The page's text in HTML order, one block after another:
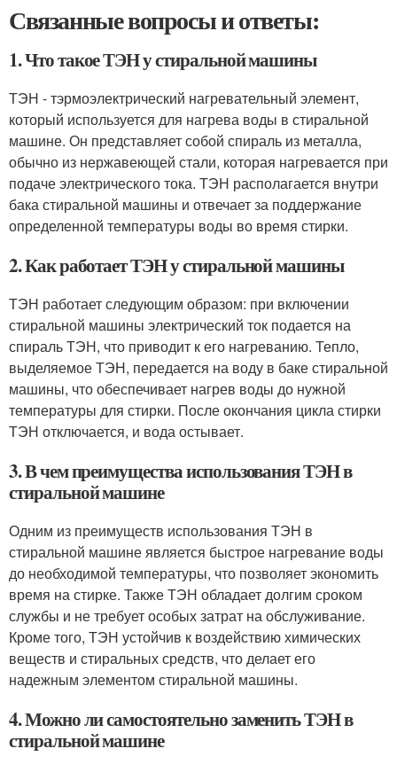
Связанные вопросы и ответы:
1. Что такое ТЭН у стиральной машины
ТЭН - тэрмоэлектрический нагревательный элемент,
который используется для нагрева воды в стиральной
машине. Он представляет собой спираль из металла,
обычно из нержавеющей стали, которая нагревается при
подаче электрического тока. ТЭН располагается внутри
бака стиральной машины и отвечает за поддержание
определенной температуры воды во время стирки.
2. Как работает ТЭН у стиральной машины
ТЭН работает следующим образом: при включении
стиральной машины электрический ток подается на
спираль ТЭН, что приводит к его нагреванию. Тепло,
выделяемое ТЭН, передается на воду в баке стиральной
машины, что обеспечивает нагрев воды до нужной
температуры для стирки. После окончания цикла стирки
ТЭН отключается, и вода остывает.
3. В чем преимущества использования ТЭН в
стиральной машине
Одним из преимуществ использования ТЭН в
стиральной машине является быстрое нагревание воды
до необходимой температуры, что позволяет экономить
время на стирке. Также ТЭН обладает долгим сроком
службы и не требует особых затрат на обслуживание.
Кроме того, ТЭН устойчив к воздействию химических
веществ и стиральных средств, что делает его
надежным элементом стиральной машины.
4. Можно ли самостоятельно заменить ТЭН в
стиральной машине